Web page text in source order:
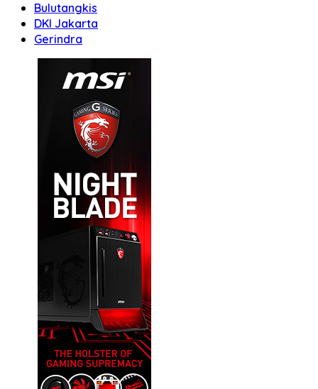
Bulutangkis
DKI Jakarta
Gerindra